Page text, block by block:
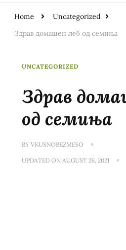
Home
Uncategorized
Здрав домашен леб од семиња
UNCATEGORIZED
Здрав
од семиња
BY VKUSNOBEZMESO
UPDATED ON AUGUST 26, 2021